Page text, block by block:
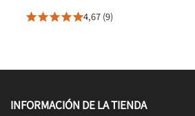
4,67 (9)
INFORMACIÓN DE LA TIENDA